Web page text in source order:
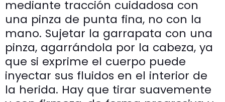
mediante tracción cuidadosa con
una pinza de punta fina, no con la
mano. Sujetar la garrapata con una
pinza, agarrándola por la cabeza, ya
que si exprime el cuerpo puede
inyectar sus fluidos en el interior de
la herida. Hay que tirar suavemente